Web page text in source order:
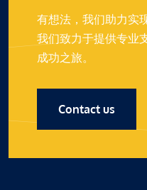
有想法，我们助力实
我们致力于提供专业
成功之旅。
Contact us